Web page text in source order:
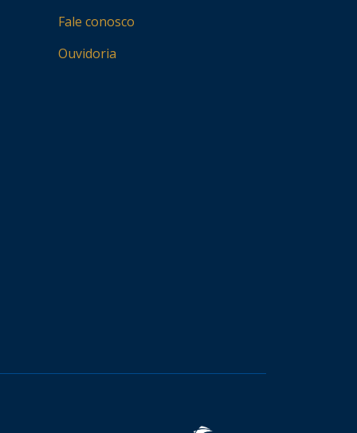
Fale conosco
Ouvidoria